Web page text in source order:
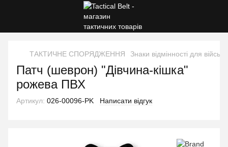
ТАКТИЧНЕ СПОРЯДЖЕННЯ Знаки відмінності для
Патч (шеврон) "Дівчина-кішка"
рожева ПВХ
Артикул: 026-00096-PK Написати відгук